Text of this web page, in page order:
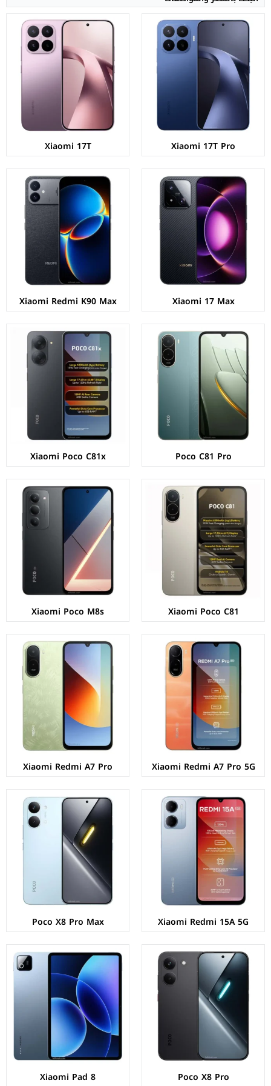
Xiaomi 17T Pro
Xiaomi 17T
Xiaomi 17 Max
المعالج:
الكاميرات: خلفية 200+50+50 م.ب/ امامية 32 م.ب
الذاكرة+الرام:
نظام التشغيل:
البطارية: 8000 مللي أمبير - 100 واط
عرض المواصفات ←
Xiaomi Redmi K90 Max
المعالج:
الكاميرات:
خلفية 50+8 م.ب/ امامية 20 م.ب
الذاكرة+الرام:
نظام التشغيل:
البطارية:8550 مللي أمبير - 100 واط
عرض المواصفات ←
Poco C81 Pro
الشاشة:IPS LCD بحجم 6.9 بوصة بدقة HD+
المعالج:Unisoc T7250
الكاميرات:خلفية 13+2 م.ب/ امامية 8 م.ب
الذاكرة+الرام:
نظام التشغيل:Android 16
البطارية:6000 مللي أمبير - 15 واط
عرض المواصفات ←
Xiaomi Poco C81x
الشاشة:IPS LCD بحجم 6.88 بوصة بدقة HD+
المعالج:
الكاميرات:خلفية 13+2 م.ب/ امامية 8 م.ب
الذاكرة+الرام:64 + 3 جيجابايت
نظام التشغيل:Android 15
عرض المواصفات ←
Xiaomi Poco C81
الشاشة:
المعالج: Unisoc T7250
الكاميرات:خلفية 13+2 م.ب/ امامية 8 م.ب
الذاكرة+الرام:64/128 + 4 جيجابايت
نظام التشغيل:Android 16
البطارية:
عرض المواصفات ←
Xiaomi Poco M8s
الشاشة:AMOLED بحجم 6.9 بوصة بدقة FHD+
المعالج:Qualcomm Snapdragon 6s Gen 3
الكاميرات:خلفية 50+2 م.ب/ امامية 8 م.ب
الذاكرة+الرام:128/256 + 6/8 جيجابايت
نظام التشغيل:Android 15
البطارية:7000 مللي امبير - 33 واط
Xiaomi Redmi A7 Pro 5G
الشاشة:IPS LCD بحجم 6.9 بوصة بدقة HD+
المعالج:Unisoc T8300
الكاميرات:خلفية 32+2 م.ب/ امامية 8 م.ب
الذاكرة+الرام:64/128 + 4 جيجابايت
نظام التشغيل:Android 16
البطارية:6300 مللي أمبير - 15 واط
عرض المواصفات ←
Xiaomi Redmi A7 Pro
الشاشة:IPS LCD بحجم 6.9 بوصة بدقة HD+
المعالج:
الكاميرات:
خلفية 13+2 م.ب/ امامية 8 م.ب
الذاكرة+الرام:64/128 + 4 جيجابايت
نظام التشغيل:
عرض المواصفات ←
Xiaomi Redmi 15A 5G
الشاشة:IPS LCD بحجم 6.9 بوصة بدقة HD+
المعالج:
الكاميرات:خلفية 32+2 م.ب/ امامية 8 م.ب
الذاكرة+الرام:64/128 + 4/6 جيجابايت
نظام التشغيل:
عرض المواصفات ←
Poco X8 Pro Max
الكاميرات:خلفية 50+8 م.ب/ امامية 20 م.ب
الذاكرة+الرام:256/512 + 12 جيجابايت
نظام التشغيل:Android 16
عرض المواصفات ←
Poco X8 Pro
الشاشة:AMOLED بحجم 6.59 بوصة بدقة 1268p
Mediatek Dimensity 8500 Ultra
الكاميرات:خلفية 50+8 م.ب/ امامية 20 م.ب
الذاكرة+الرام:256/512 + 8/12 جيجابايت
نظام التشغيل:Android 16
البطارية:6500 مللي أمبير - 100 واط
عرض المواصفات ←
Xiaomi Pad 8
الشاشة:IPS LCD بحجم 11.2 بوصة بدقة 2136p
المعالج: Qualcomm Snapdragon 8s Gen 4
الكاميرات:خلفية 13 م.ب/ امامية 8 م.ب
الذاكرة+الرام:128/256 + 8 جيجابايت
نظام التشغيل:Android 16
البطارية:9200 مللي أمبير - 45 واط
عرض المواصفات ←
الشاشة:IPS LCD بحجم 11.2 بوصة بدقة 2136p
Qualcomm Snapdragon 8 Elite
الكاميرات:خلفية 50 م.ب/ امامية 32 م.ب
الذاكرة+الرام:256/512 + 8/12 جيجابايت
نظام التشغيل:Android 16
البطارية:9200 مللي أمبير - 67 واط
عرض المواصفات ←
الشاشة:AMOLED بحجم 6.83 بوصة بدقة 1280p
المعالج:Mediatek Dimensity 9500s
الكاميرات:خلفية 50+8 م.ب/ امامية 20 م.ب
الذاكرة+الرام:256/512 + 12/16 جيجابايت
نظام التشغيل:Android 16
البطارية:
عرض المواصفات ←